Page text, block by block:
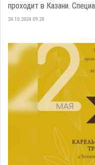
проходит в Казани.
24.10.2024 09:28